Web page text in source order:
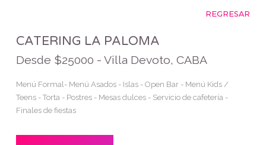
REGRESAR
CATERING LA PALOMA
Desde $25000 - Villa Devoto, CABA
Menú Formal- Menú Asados - Islas - Open Bar - Menú Kids /
Teens - Torta - Postres - Mesas dulces - Servicio de cafetería -
Finales de fiestas